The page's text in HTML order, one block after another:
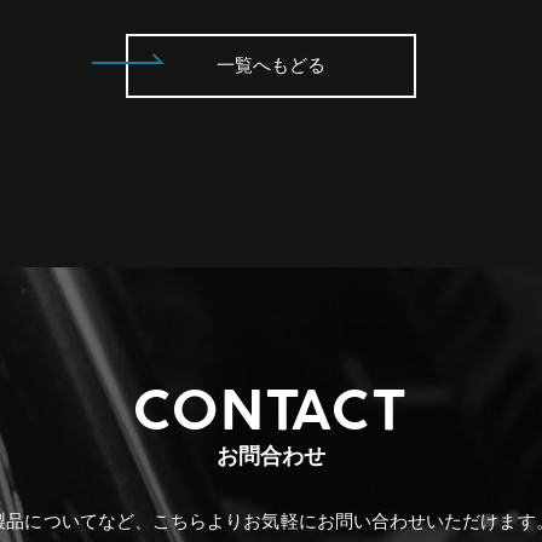
一覧へもどる
CONTACT
お問合わせ
品についてなど、こちらより お気軽にお問い合わせいただけます